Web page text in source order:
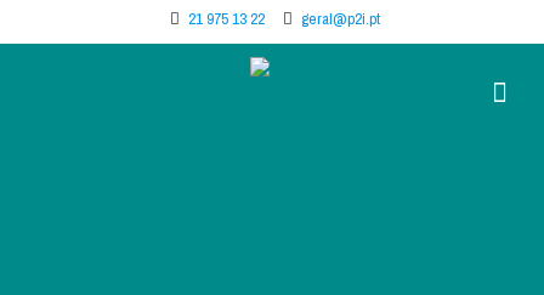
21 975 13 22 geral@p2i.pt